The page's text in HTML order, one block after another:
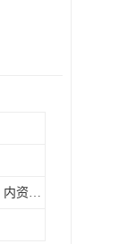
有限责任公司，个体工商户，个人独资，内资，外资